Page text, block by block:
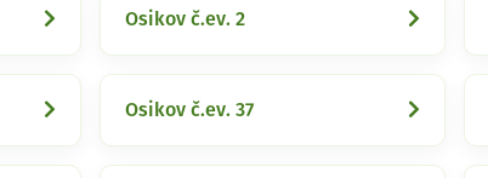
Osikov č.ev. 2
Osikov č.ev. 37